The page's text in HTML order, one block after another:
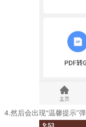
4.然后会出现“温馨提示”